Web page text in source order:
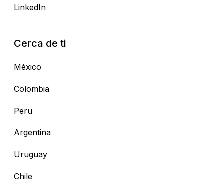
LinkedIn
Cerca de ti
México
Colombia
Peru
Argentina
Uruguay
Chile